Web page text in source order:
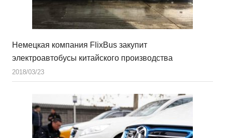
Немецкая компания FlixBus закупит
электроавтобусы китайского производства
2018/03/23